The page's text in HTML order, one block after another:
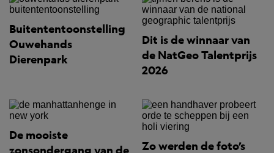
Buitententoonstelling
Ouwehands
Dierenpark
Dit is de winnaar van
de NatGeo Talentprijs
2026
De mooiste
Zo werden de foto’s